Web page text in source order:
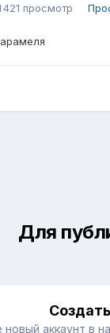
421 просмотр
Для
новый аккаунт в